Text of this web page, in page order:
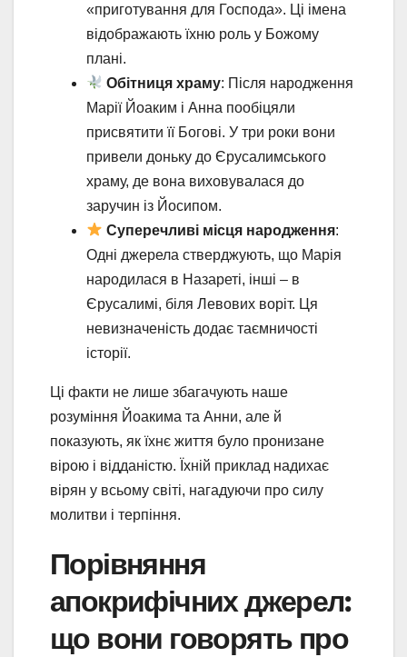
«приготування для Господа». Ці імена
відображають їхню роль у Божому
плані.
Обітниця храму: Після народження
Марії Йоаким і Анна пообіцяли
присвятити її Богові. У три роки вони
привели доньку до Єрусалимського
храму, де вона виховувалася до
заручин із Йосипом.
Суперечливі місця народження:
Одні джерела стверджують, що Марія
народилася в Назареті, інші – в
Єрусалимі, біля Левових воріт. Ця
невизначеність додає таємничості
історії.
Ці факти не лише збагачують наше
розуміння Йоакима та Анни, але й
показують, як їхнє життя було пронизане
вірою і відданістю. Їхній приклад надихає
вірян у всьому світі, нагадуючи про силу
молитви і терпіння.
Порівняння
апокрифічних джерел:
що вони говорять про